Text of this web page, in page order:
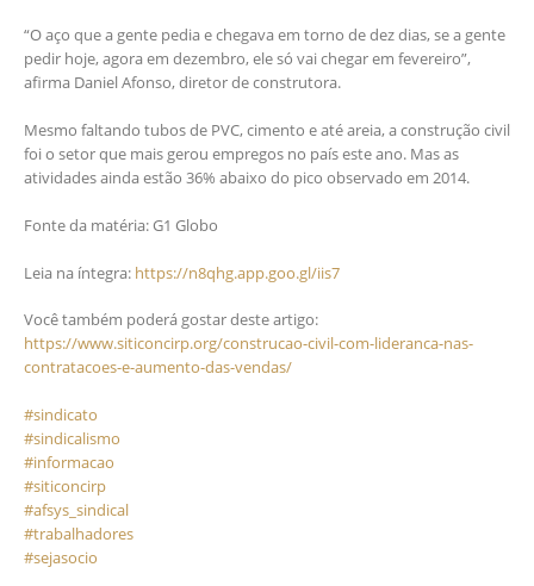
“O aço que a gente pedia e chegava em torno de dez dias, se a gente
pedir hoje, agora em dezembro, ele só vai chegar em fevereiro”,
afirma Daniel Afonso, diretor de construtora.⠀
Mesmo faltando tubos de PVC, cimento e até areia, a construção civil
foi o setor que mais gerou empregos no país este ano. Mas as
atividades ainda estão 36% abaixo do pico observado em 2014.⠀
Fonte da matéria: G1 Globo⠀
Leia na íntegra: https://n8qhg.app.goo.gl/iis7
Você também poderá gostar deste artigo:
https://www.siticoncirp.org/construcao-civil-com-lideranca-nas-
contratacoes-e-aumento-das-vendas/
#sindicato
#sindicalismo
#informacao
#siticoncirp
#afsys_sindical
#trabalhadores
#sejasocio